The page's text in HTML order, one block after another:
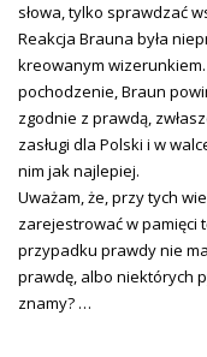
słowa, tylko sprawdzać
Reakcja Brauna była
kreowanym
pochodzenie, Braun
zgodnie z prawdą,
zasługi dla Polski i w
nim jak najlepiej.
Uważam, że, przy tych
zarejestrować w pamięci
przypadku prawdy nie
prawdę, albo niektórych
znamy? …